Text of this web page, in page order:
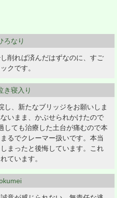
なり
削れば済んだはずなのに、すご
クです。
寝入り
し、新たなブリッジをお願いしま
いまま、かぶせられかけたので
しても治療した土台が痛むので本
るでクレーマー扱いです。本当
まったと後悔しています。これ
ています。